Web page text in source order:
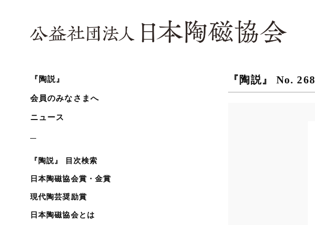
『陶説』
会員のみなさまへ
ニュース
『陶説』 目次検索
日本陶磁協会賞・金賞
現代陶芸奨励賞
日本陶磁協会とは
『陶説』 No. 268